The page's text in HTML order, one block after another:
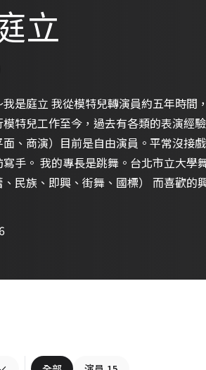
立
我是庭立 我從模特兒轉演員約五年時間
模特兒工作至今，過去有各類的表演經
面、商演）目前是自由演員。平常沒接
手。 我的專長是跳舞。台北市立大學
民族、即興、街舞、國標） 而喜歡的
，靜態像是閱讀或聽音樂、唱歌等等。
，他的名字是喜姆，已經12歲囉～）